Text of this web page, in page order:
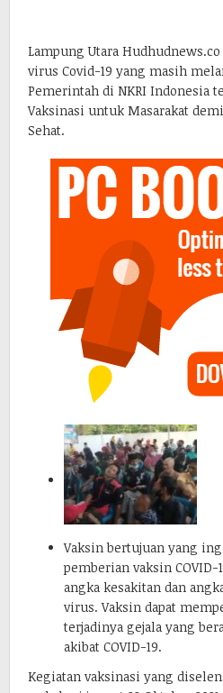
Lampung Utara
virus Covid-19 yang masih
Pemerintah di NKRI Indonesia
Vaksinasi untuk Masarakat
Sehat.
Vaksin bertujuan yang
pemberian vaksin
angka kesakitan dan
virus. Vaksin dapat
terjadinya gejala yang
akibat COVID-19.
Kegiatan vaksinasi yang